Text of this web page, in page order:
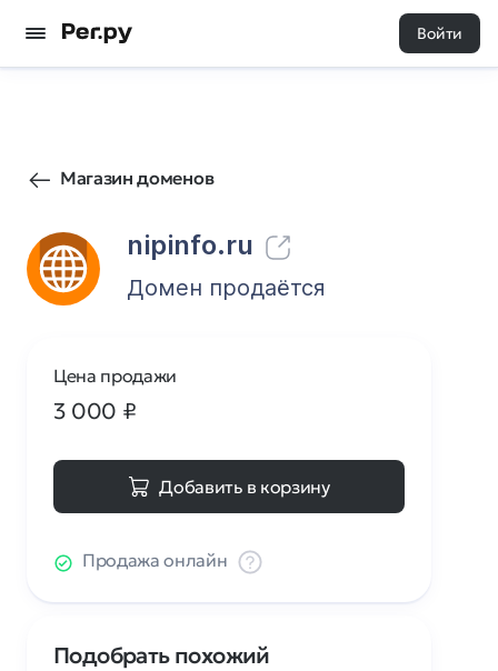
Войти
Магазин доменов
nipinfo.ru
405 0
Домен продаётся
Цена продажи
3 000 ₽
Добавить в корзину
Продажа онлайн
Подобрать похожий